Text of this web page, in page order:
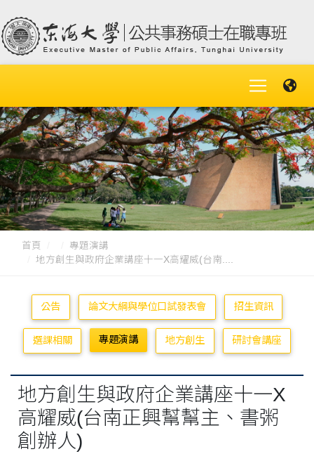
首頁
專題演講
地方創生與政府企業講座十一X高耀威(台南....
公告 論文大綱與學位口試發表會 招生資訊
選課相關 專題演講 地方創生 研討會講座
地方創生與政府企業講座十一X
高耀威(台南正興幫幫主、書粥
創辦人)